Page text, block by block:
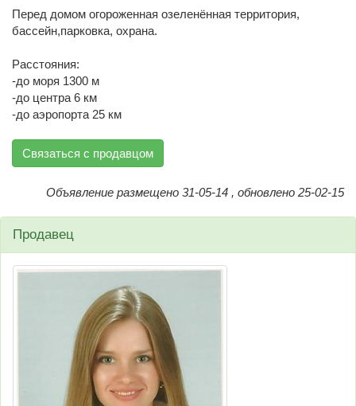
Перед домом огороженная озеленённая территория,
бассейн,парковка, охрана.
Расстояния:
-до моря 1300 м
-до центра 6 км
-до аэропорта 25 км
Связаться с продавцом
Объявление размещено 31-05-14 , обновлено 25-02-15
Продавец